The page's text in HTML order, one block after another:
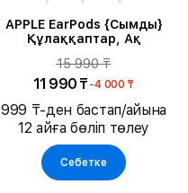
APPLE EarPods {Сымды}
Құлаққаптар, Ақ
15 990 ₸
11 990 ₸ -4 000 ₸
999 ₸-ден бастап/айына
12 айға бөліп төлеу
Себетке